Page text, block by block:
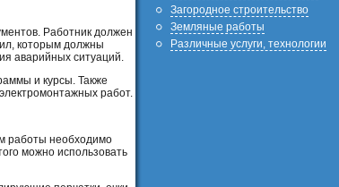
Работник должен
которым должны
аварийных ситуаций.
и курсы. Также
работ.
работы необходимо
можно использовать
Загородное строительство
Земляные работы
Различные услуги, технологии